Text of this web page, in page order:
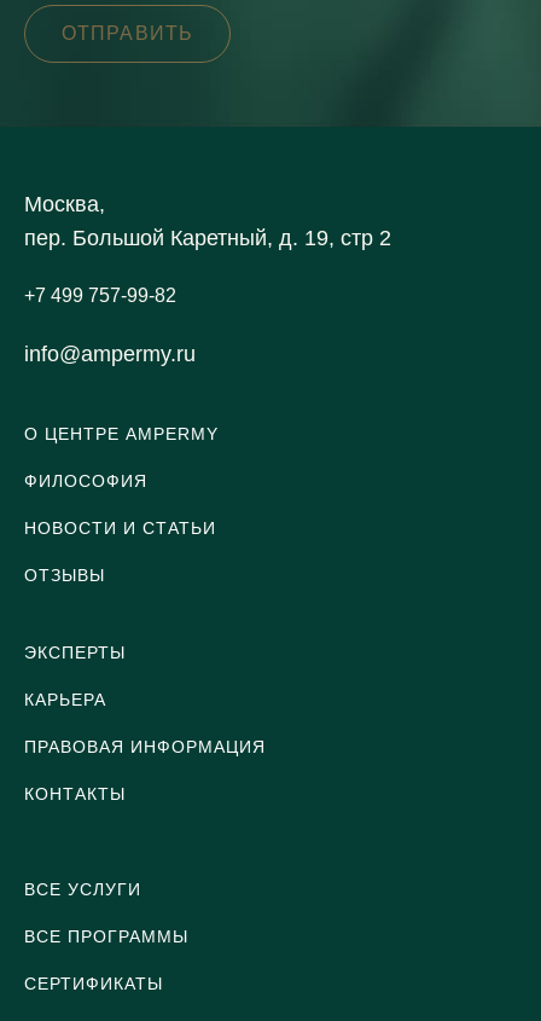
О ЦЕНТРЕ AMPERMY
ФИЛОСОФИЯ
НОВОСТИ И СТАТЬИ
ОТЗЫВЫ
ЭКСПЕРТЫ
КАРЬЕРА
ПРАВОВАЯ ИНФОРМАЦИЯ
КОНТАКТЫ
ВСЕ УСЛУГИ
ВСЕ ПРОГРАММЫ
СЕРТИФИКАТЫ
Москва,
пер. Большой Каретный, д. 19, стр 2
+7 499 757-99-82
info@ampermy.ru